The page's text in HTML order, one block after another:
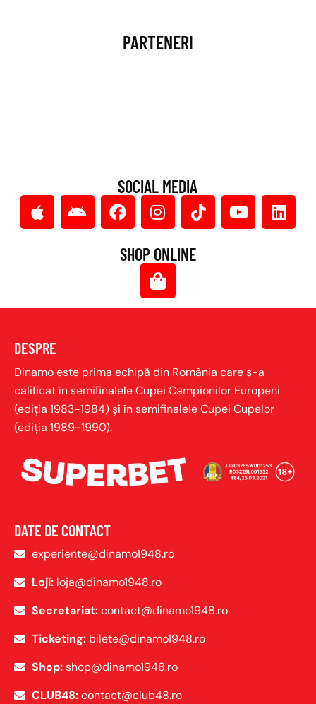
PARTENERI
SOCIAL MEDIA
SHOP ONLINE
DESPRE
Dinamo este prima echipă din România care s-a
calificat în semifinalele Cupei Campionilor Europeni
(ediţia 1983-1984) şi în semifinalele Cupei Cupelor
(ediţia 1989-1990).
DATE DE CONTACT
experiente@dinamo1948.ro
Loji: loja@dinamo1948.ro
Secretariat:contact@dinamo1948.ro
Ticketing: bilete@dinamo1948.ro
Shop:shop@dinamo1948.ro
CLUB48:contact@club48.ro